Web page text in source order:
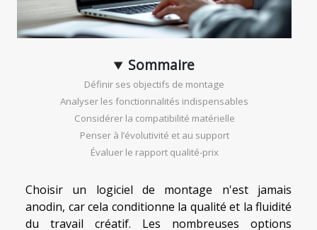
Sommaire
Définir ses objectifs de montage
Analyser les fonctionnalités indispensables
Considérer la compatibilité matérielle
Penser à l’évolutivité et au support
Évaluer le rapport qualité-prix
Choisir un logiciel de montage n'est jamais
anodin, car cela conditionne la qualité et la fluidité
du travail créatif. Les nombreuses options